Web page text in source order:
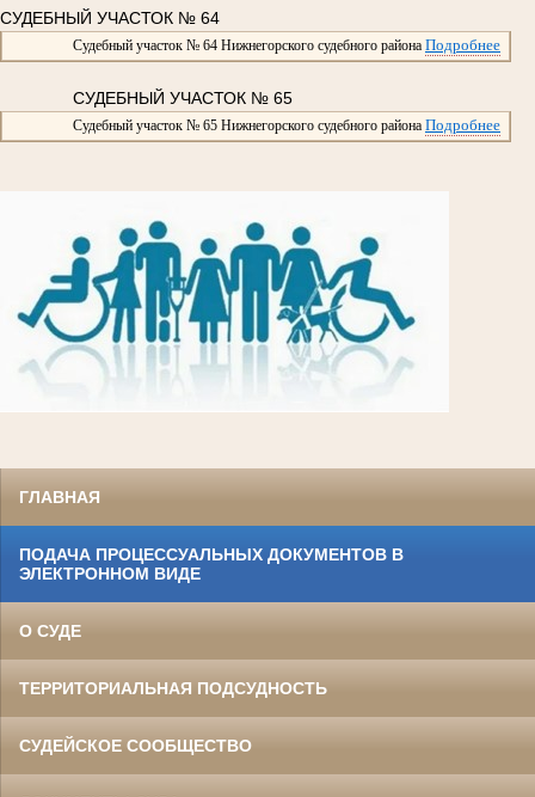
СУДЕБНЫЙ УЧАСТОК № 64
Судебный участок № 64 Нижнегорского судебного района Подробнее
СУДЕБНЫЙ УЧАСТОК № 65
Судебный участок № 65 Нижнегорского судебного района Подробнее
ГЛАВНАЯ
ПОДАЧА ПРОЦЕССУАЛЬНЫХ ДОКУМЕНТОВ В
ЭЛЕКТРОННОМ ВИДЕ
О СУДЕ
ТЕРРИТОРИАЛЬНАЯ ПОДСУДНОСТЬ
СУДЕЙСКОЕ СООБЩЕСТВО